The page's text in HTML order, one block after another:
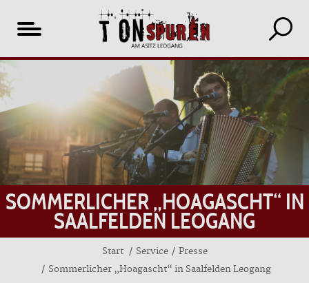
Inhaltsverzeichnis
SOMMERLICHER „HOAGASCHT“ IN
SAALFELDEN LEOGANG
Start Service
Presse
Sommerlicher „Hoagascht“ in Saalfelden Leogang